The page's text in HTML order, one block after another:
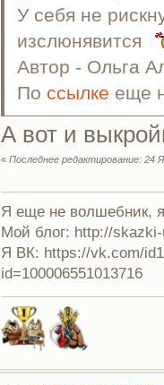
У себя не
изслюнявится
Автор - Ольга
По ссылке еще
А вот и
«Последнее редактирование: 24
Я еще не волшебник,
Мой блог: http://
Я ВК: https://vk.com/
id=100006551013716